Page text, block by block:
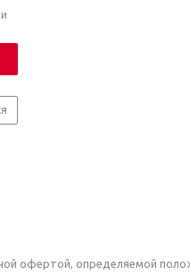
офертой, определяемой